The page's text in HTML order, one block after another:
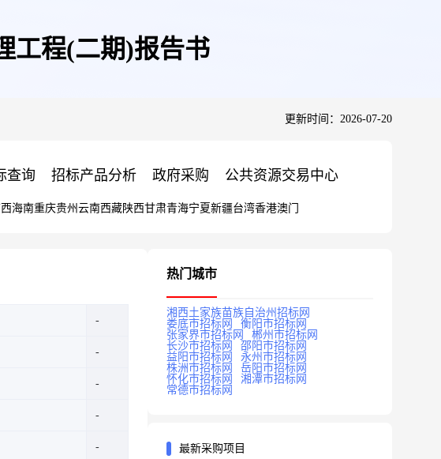
工程(二期)报告书
更新时间：2026-07-20
查询 招标产品分析 政府采购 公共资源交易中心
海南重庆贵州 云南西藏陕西甘肃青海宁夏新疆台湾香港澳门
热门城市
湘西土家族苗族自治州招标网
娄底市招标网
衡阳市招标网
张家界市招标网
郴州市招标网
长沙市招标网
邵阳市招标网
益阳市招标网
永州市招标网
株洲市招标网
岳阳市招标网
怀化市招标网
湘潭市招标网
常德市招标网
最新采购项目